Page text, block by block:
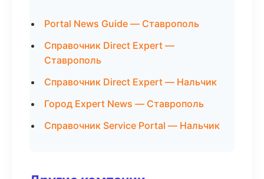
Portal News Guide — Ставрополь
Справочник Direct Expert —
Ставрополь
Справочник Direct Expert — Нальчик
Город Expert News — Ставрополь
Справочник Service Portal — Нальчик